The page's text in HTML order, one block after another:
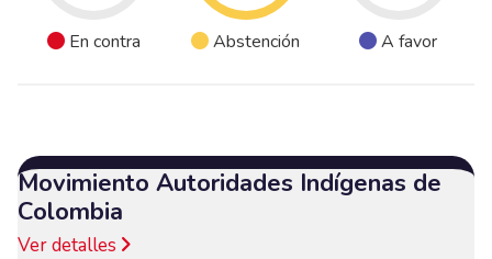
En contra Abstención A favor
Movimiento Autoridades Indígenas de
Colombia
Ver detalles